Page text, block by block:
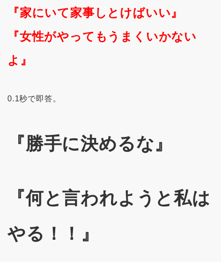
『家にいて家事しとけばいい』
『女性がやってもうまくいかない
よ』
0.1秒で即答。
『勝手に決めるな』
『何と言われようと私は
やる！！』